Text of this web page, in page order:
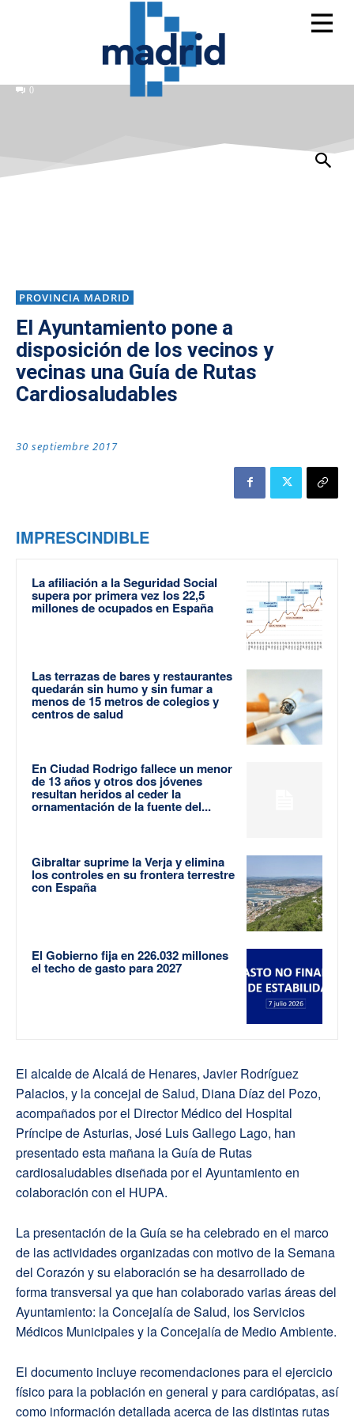
0
PROVINCIA MADRID
El Ayuntamiento pone a
disposición de los vecinos y
vecinas una Guía de Rutas
Cardiosaludables
30 septiembre 2017
IMPRESCINDIBLE
La afiliación a la Seguridad Social
supera por primera vez los 22,5
millones de ocupados en España
Las terrazas de bares y restaurantes
quedarán sin humo y sin fumar a
menos de 15 metros de colegios y
centros de salud
En Ciudad Rodrigo fallece un menor
de 13 años y otros dos jóvenes
resultan heridos al ceder la
ornamentación de la fuente del...
Gibraltar suprime la Verja y elimina
los controles en su frontera terrestre
con España
El Gobierno fija en 226.032 millones
el techo de gasto para 2027
El alcalde de Alcalá de Henares, Javier Rodríguez
Palacios, y la concejal de Salud, Diana Díaz del Pozo,
acompañados por el Director Médico del Hospital
Príncipe de Asturias, José Luis Gallego Lago, han
presentado esta mañana la Guía de Rutas
cardiosaludables diseñada por el Ayuntamiento en
colaboración con el HUPA.
La presentación de la Guía se ha celebrado en el marco
de las actividades organizadas con motivo de la Semana
del Corazón y su elaboración se ha desarrollado de
forma transversal ya que han colaborado varias áreas del
Ayuntamiento: la Concejalía de Salud, los Servicios
Médicos Municipales y la Concejalía de Medio Ambiente.
El documento incluye recomendaciones para el ejercicio
físico para la población en general y para cardiópatas, así
como información detallada acerca de las distintas rutas